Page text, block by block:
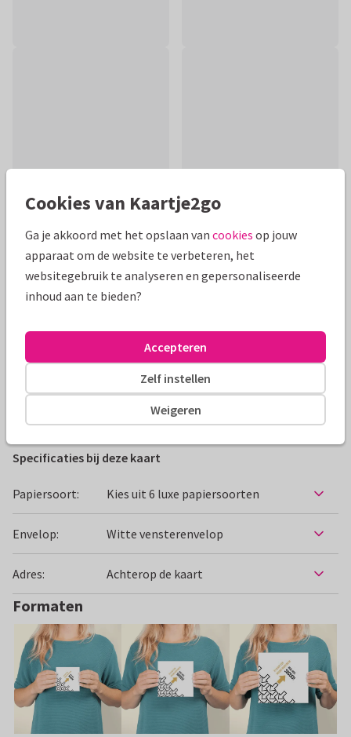
Productinformatie
Strakke moderne kaart met pijlen voor als iemand een
via de achtergrondkleur.
Alle kaarten zijn helemaal naar wens aan te passen
Els Lucker Design
Specificaties bij deze kaart
Papiersoort: Kies uit 6 luxe papiersoorten
Envelop: Witte vensterenvelop
Adres: Achterop de kaart
Formaten
Cookies van Kaartje2go
Ga je akkoord met het opslaan van cookies op jouw
apparaat om de website te verbeteren, het
websitegebruik te analyseren en gepersonaliseerde
inhoud aan te bieden?
Weigeren
Zelf instellen
Accepteren